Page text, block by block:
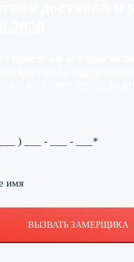
ВЫЗВАТЬ ЗАМЕРЩИКА